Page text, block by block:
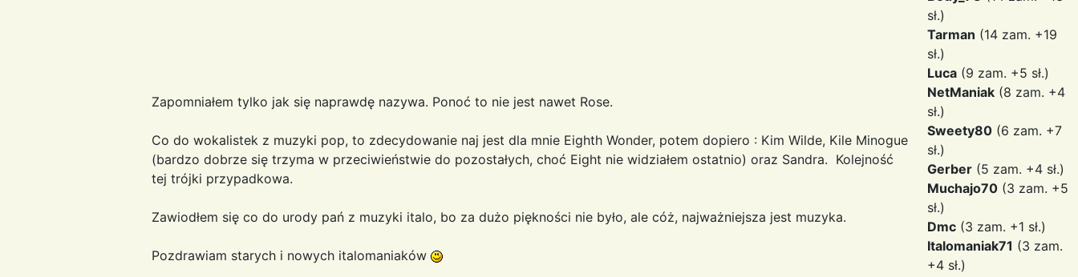
Zapomniałem tylko jak się naprawdę nazywa. Ponoć to nie jest nawet Rose.
Co do wokalistek z muzyki pop, to zdecydowanie naj jest dla mnie Eighth Wonder, potem dopiero : Kim Wilde, Kile Minogue
(bardzo dobrze się trzyma w przeciwieństwie do pozostałych, choć Eight nie widziałem ostatnio) oraz Sandra. Kolejność
tej trójki przypadkowa.
Zawiodłem się co do urody pań z muzyki italo, bo za dużo piękności nie było, ale cóż, najważniejsza jest muzyka.
Pozdrawiam starych i nowych italomaniaków
sł.)
Tarman (14 zam. +19
sł.)
Luca (9 zam. +5 sł.)
NetManiak (8 zam. +4
sł.)
Sweety80 (6 zam. +7
sł.)
Gerber (5 zam. +4 sł.)
Muchajo70 (3 zam. +5
sł.)
Dmc (3 zam. +1 sł.)
Italomaniak71 (3 zam.
+4 sł.)